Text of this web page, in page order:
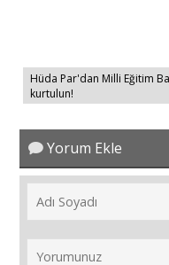
Hüda Par'dan Milli Eğitim
kurtulun!
Yorum Ekle